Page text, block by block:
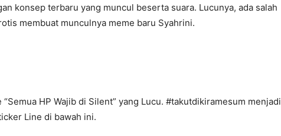
konsep terbaru yang muncul beserta suara. Lucunya, ada salah
membuat munculnya meme baru Syahrini.
HP Wajib di Silent” yang Lucu. #takutdikiramesum menjadi
Line di bawah ini.